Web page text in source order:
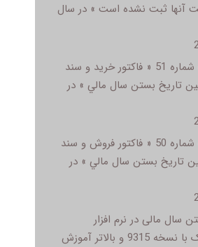
آنها ثبت نشده است » در سال
راه حل مغایرت شماره 51 « فاکتور خريد و سند
تاريخ بستن سال مالي » در
راه حل مغایرت شماره 50 « فاکتور فروش و سند
تاريخ بستن سال مالي » در
سال مالی در نرم افزار
حسابداری محک با نسخه 9315 و بالاتر آموزش